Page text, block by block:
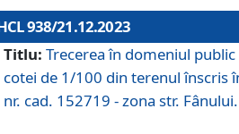
938/21.12.2023
Titlu: Trecerea în domeniul
cotei de 1/100 din terenul înscris
nr. cad. 152719 - zona str. Fânului.